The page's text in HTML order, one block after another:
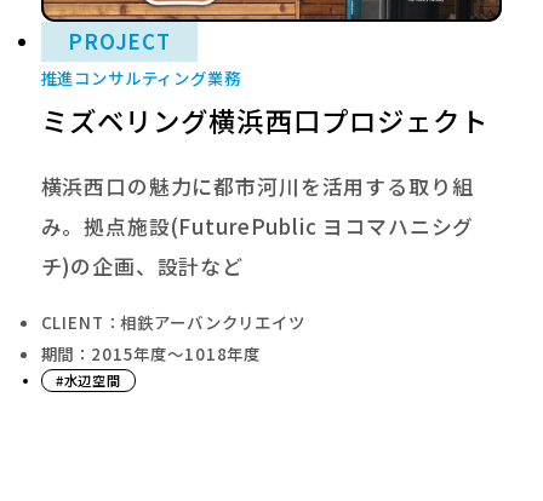
PROJECT
推進コンサルティング業務
ミズベリング横浜西口プロジェクト
横浜西口の魅力に都市河川を活用する取り組
み。拠点施設(FuturePublic ヨコマハニシグ
チ)の企画、設計など
CLIENT：相鉄アーバンクリエイツ
期間：2015年度〜1018年度
#水辺空間